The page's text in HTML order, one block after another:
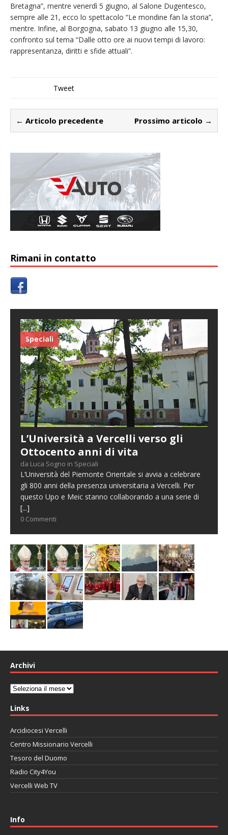
Bretagna”, mentre venerdì 5 giugno, al Salone Dugentesco,
sempre alle 21, ecco lo spettacolo “Le mondine fan la storia”,
mentre. Infine, al Borgogna, sabato 13 giugno alle 15,30,
confronto sul tema “Dalle otto ore ai nuovi tempi di lavoro:
rappresentanza, diritti e sfide attuali”.
Tweet
← Articolo precedente Prossimo articolo →
Rimani in contatto
Speciali
L’Università a Vercelli verso gli
Ottocento anni di vita
da Luca Sogno in Speciali
L’Università del Piemonte Orientale si avvia a celebrare
gli 800 anni della presenza universitaria a Vercelli. Per
questo Upo e Meic stanno collaborando a una serie di
[...]
0 Commenti
Archivi
Archivi
Links
Arcidiocesi Vercelli
Centro Missionario Vercelli
Tesoro del Duomo
Radio City4You
Vercelli Web TV
Info